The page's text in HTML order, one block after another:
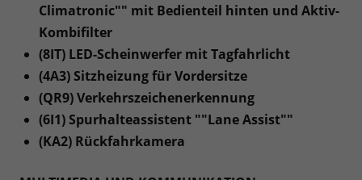
Climatronic"" mit Bedienteil hinten und Aktiv-
Kombifilter
(8IT) LED-Scheinwerfer mit Tagfahrlicht
(4A3) Sitzheizung für Vordersitze
(QR9) Verkehrszeichenerkennung
(6I1) Spurhalteassistent ""Lane Assist""
(KA2) Rückfahrkamera